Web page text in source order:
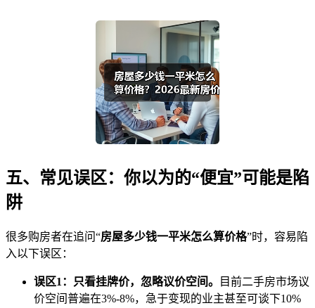
五、常见误区：你以为的“便宜”可能是陷
阱
很多购房者在追问“房屋多少钱一平米怎么算价格”时，容易陷
入以下误区：
误区1：只看挂牌价，忽略议价空间。
目前二手房市场议
价空间普遍在3%-8%，急于变现的业主甚至可谈下10%